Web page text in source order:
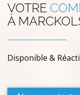
VOTRE
À
Disponible &